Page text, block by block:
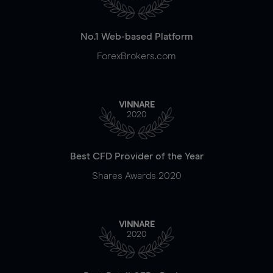
No.1 Web-based Platform
ForexBrokers.com
VINNARE
2020
Best CFD Provider of the Year
Shares Awards 2020
VINNARE
2020